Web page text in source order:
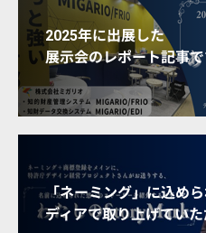
2025年に出展した
展示会のレポート記事
「ネーミング」に込め
ディアで取り上げてい